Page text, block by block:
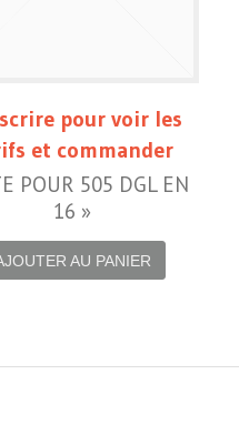
pour voir les
et commander
POUR 505 DGL EN
16 »
AU PANIER